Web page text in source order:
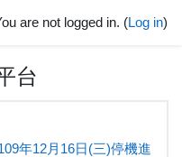
are not logged in. ( Log in)
台
年12月16日(三)停機進